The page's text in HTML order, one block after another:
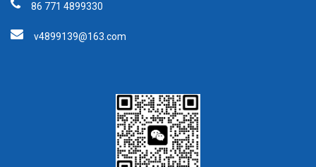
86 771 4899330
v4899139@163.com